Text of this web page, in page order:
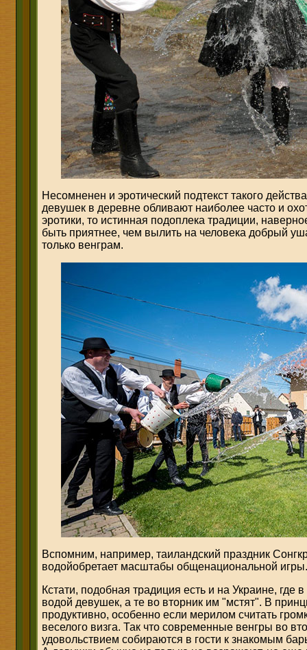
Несомненен и эротический подтекст такого
девушек в деревне обливают наиболее часто и
эротики, то истинная подоплека традиции,
быть приятнее, чем вылить на человека добрый
только венграм.
Вспомним, например, таиландский праздник
водойобретает масштабы общенациональной игры.
Кстати, подобная традиция есть и на Украине, где
водой девушек, а те во вторник им "мстят". В
продуктивно, особенно если мерилом считать
веселого визга. Так что современные венгры во
удовольствием собираются в гости к знакомым